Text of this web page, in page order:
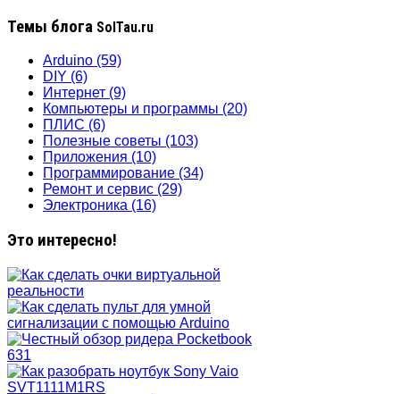
Темы блога SolTau.ru
Arduino (59)
DIY (6)
Интернет (9)
Компьютеры и программы (20)
ПЛИС (6)
Полезные советы (103)
Приложения (10)
Программирование (34)
Ремонт и сервис (29)
Электроника (16)
Это интересно!